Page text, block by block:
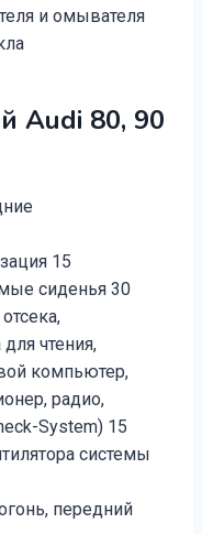
и омывателя
Audi 80, 90
15
сиденья 30
чтения,
компьютер,
радио,
System) 15
системы
передний